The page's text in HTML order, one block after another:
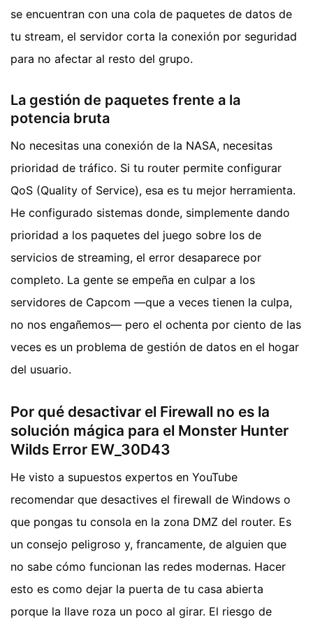
se encuentran con una cola de paquetes de datos de
tu stream, el servidor corta la conexión por seguridad
para no afectar al resto del grupo.
La gestión de paquetes frente a la
potencia bruta
No necesitas una conexión de la NASA, necesitas
prioridad de tráfico. Si tu router permite configurar
QoS (Quality of Service), esa es tu mejor herramienta.
He configurado sistemas donde, simplemente dando
prioridad a los paquetes del juego sobre los de
servicios de streaming, el error desaparece por
completo. La gente se empeña en culpar a los
servidores de Capcom —que a veces tienen la culpa,
no nos engañemos— pero el ochenta por ciento de las
veces es un problema de gestión de datos en el hogar
del usuario.
Por qué desactivar el Firewall no es la
solución mágica para el Monster Hunter
Wilds Error EW_30D43
He visto a supuestos expertos en YouTube
recomendar que desactives el firewall de Windows o
que pongas tu consola en la zona DMZ del router. Es
un consejo peligroso y, francamente, de alguien que
no sabe cómo funcionan las redes modernas. Hacer
esto es como dejar la puerta de tu casa abierta
porque la llave roza un poco al girar. El riesgo de